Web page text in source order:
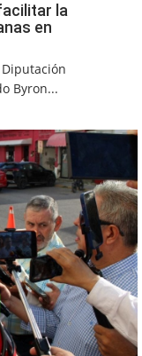
la
en
Byron...